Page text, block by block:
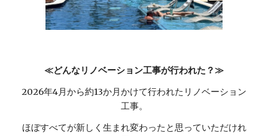
≪どんなリノベーション工事が行われた？≫
2026年4月から約13か月かけて行われたリノベーション
工事。
ほぼすべてが新しく生まれ変わったと思っていただけれ